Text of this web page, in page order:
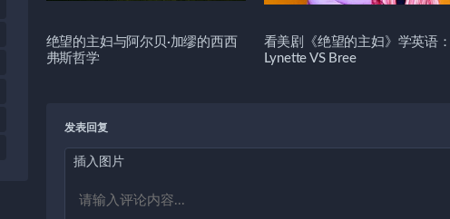
绝望的主妇与阿尔贝·加缪的西西
弗斯哲学
看美剧《绝望的主妇》学英语：
Lynette VS Bree
发表回复
插入图片